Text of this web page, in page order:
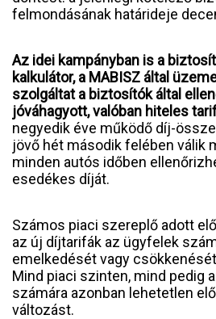
felmondásának határideje
Az idei kampányban is a
kalkulátor, a MABISZ által
szolgáltat a biztosítók által
jóváhagyott, valóban hiteles
negyedik éve működő díj-
jövő hét második felében válik
minden autós időben
esedékes díját.
Számos piaci szereplő adott
az új díjtarifák az ügyfelek
emelkedését vagy
Mind piaci szinten, mind pedig
számára azonban lehetetlen
változást.